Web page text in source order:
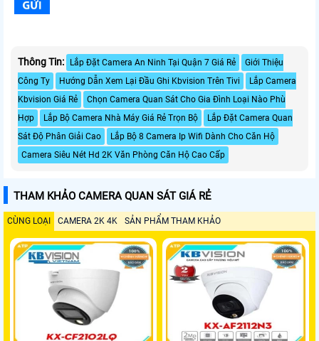
Thông Tin: Lắp Đặt Camera An Ninh Tại Quận 7 Giá Rẻ
Giới Thiệu
Công Ty
Hướng Dẫn Xem Lại Đầu Ghi Kbvision Trên Tivi
Lắp Camera
Kbvision Giá Rẻ
Chọn Camera Quan Sát Cho Gia Đình Loại Nào Phù
Hợp
Lắp Bộ Camera Nhà Máy Giá Rẻ Trọn Bộ
Lắp Đặt Camera Quan
Sát Độ Phân Giải Cao
Lắp Bộ 8 Camera Ip Wifi Dành Cho Căn Hộ
Camera Siêu Nét Hd 2K Văn Phòng Căn Hộ Cao Cấp
THAM KHẢO CAMERA QUAN SÁT GIÁ RẺ
CÙNG LOẠI CAMERA 2K 4K SẢN PHẨM THAM KHẢO